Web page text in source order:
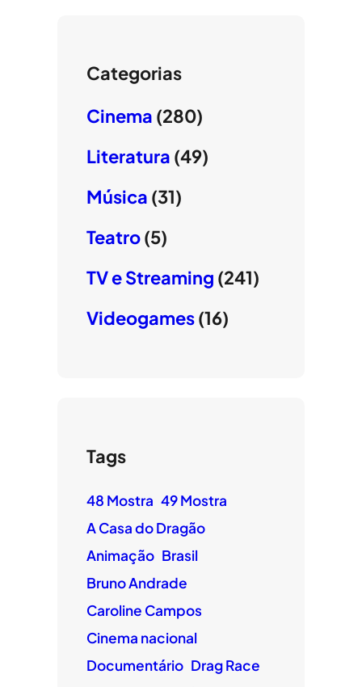
Categorias
Cinema (280)
Literatura (49)
Música (31)
Teatro(5)
TV e Streaming (241)
Videogames(16)
Tags
48 Mostra 49 Mostra
A Casa do Dragão
Animação Brasil
Bruno Andrade
Caroline Campos
Cinema nacional
Documentário Drag Race